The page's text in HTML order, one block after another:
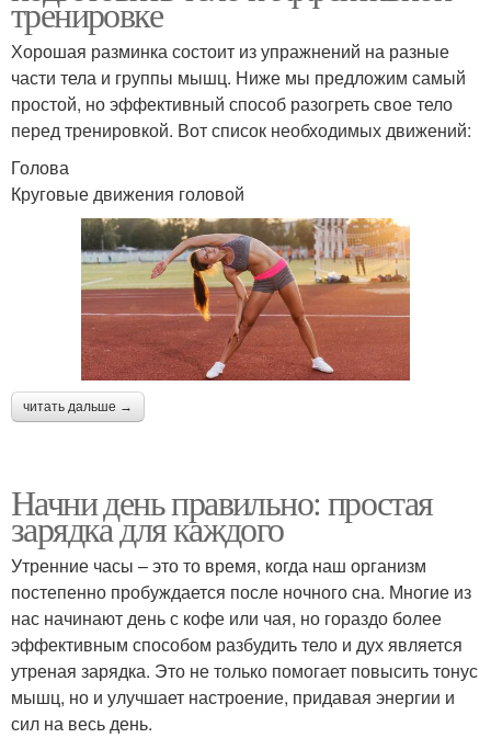
тренировке
Хорошая разминка состоит из упражнений на разные
части тела и группы мышц. Ниже мы предложим самый
простой, но эффективный способ разогреть свое тело
перед тренировкой. Вот список необходимых движений:
Голова
Круговые движения головой
читать дальше →
Начни день правильно: простая
зарядка для каждого
Утренние часы – это то время, когда наш организм
постепенно пробуждается после ночного сна. Многие из
нас начинают день с кофе или чая, но гораздо более
эффективным способом разбудить тело и дух является
утреная зарядка. Это не только помогает повысить тонус
мышц, но и улучшает настроение, придавая энергии и
сил на весь день.